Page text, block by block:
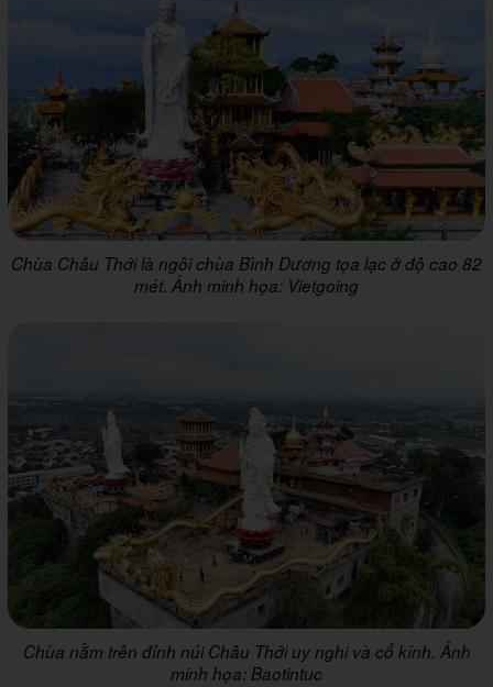
Chùa Châu Thới là ngôi chùa Bình Dương tọa lạc ở độ cao 82
mét. Ảnh minh họa: Vietgoing
Chùa nằm trên đỉnh núi Châu Thới uy nghi và cổ kính. Ảnh
minh họa: Baotintuc